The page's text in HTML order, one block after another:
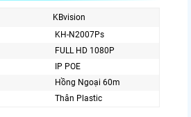
KBvision
KH-N2007Ps
FULL HD 1080P
IP POE
Hồng Ngoại 60m
Thân Plastic